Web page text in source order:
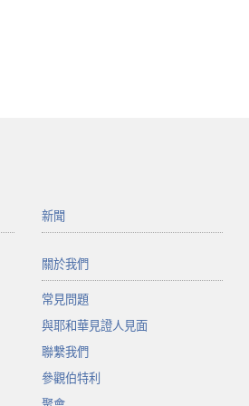
新聞
關於我們
常見問題
與耶和華見證人見面
聯繫我們
參觀伯特利